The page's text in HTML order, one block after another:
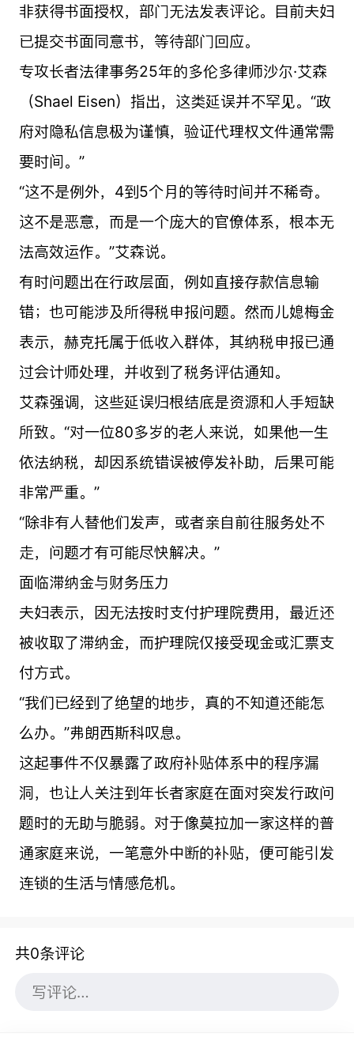
非获得书面授权，部门无法发表评论。目前夫妇
已提交书面同意书，等待部门回应。
专攻长者法律事务25年的多伦多律师沙尔·艾森
（Shael Eisen）指出，这类延误并不罕见。“政
府对隐私信息极为谨慎，验证代理权文件通常需
要时间。”
“这不是例外，4到5个月的等待时间并不稀奇。
这不是恶意，而是一个庞大的官僚体系，根本无
法高效运作。”艾森说。
有时问题出在行政层面，例如直接存款信息输
错；也可能涉及所得税申报问题。然而儿媳梅金
表示，赫克托属于低收入群体，其纳税申报已通
过会计师处理，并收到了税务评估通知。
艾森强调，这些延误归根结底是资源和人手短缺
所致。“对一位80多岁的老人来说，如果他一生
依法纳税，却因系统错误被停发补助，后果可能
非常严重。”
“除非有人替他们发声，或者亲自前往服务处不
走，问题才有可能尽快解决。”
面临滞纳金与财务压力
夫妇表示，因无法按时支付护理院费用，最近还
被收取了滞纳金，而护理院仅接受现金或汇票支
付方式。
“我们已经到了绝望的地步，真的不知道还能怎
么办。”弗朗西斯科叹息。
这起事件不仅暴露了政府补贴体系中的程序漏
洞，也让人关注到年长者家庭在面对突发行政问
题时的无助与脆弱。对于像莫拉加一家这样的普
通家庭来说，一笔意外中断的补贴，便可能引发
连锁的生活与情感危机。
共0条评论